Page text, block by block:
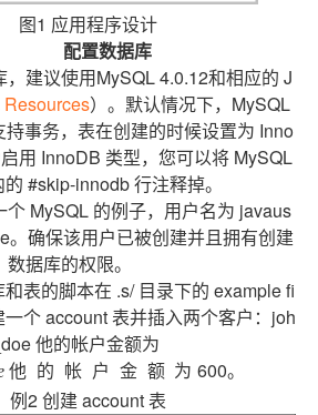
图1 应用程序设计
配置数据库
建议使用MySQL 4.0.12和相应的 J
Resources）。默认情况下，MySQL
事务，表在创建的时候设置为 Inno
用 InnoDB 类型，您可以将 MySQL
#skip-innodb 行注释掉。
MySQL 的例子，用户名为 javaus
。确保该用户已被创建并且拥有创建
数据库的权限。
的脚本在 .s/ 目录下的 example fi
个 account 表并插入两个客户：joh
他的帐户金额为
他 的 帐 户 金 额 为 600。
例2 创建 account 表